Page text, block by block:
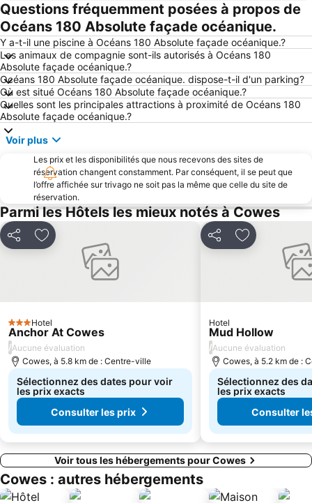
Questions fréquemment posées à propos de
Océans 180 Absolute façade océanique.
Y a-t-il une piscine à Océans 180 Absolute façade océanique.?
Les animaux de compagnie sont-ils autorisés à Océans 180
Absolute façade océanique.?
Océans 180 Absolute façade océanique. dispose-t-il d'un parking?
Où est situé Océans 180 Absolute façade océanique.?
Quelles sont les principales attractions à proximité de Océans 180
Absolute façade océanique.?
Voir plus
Les prix et les disponibilités que nous recevons des sites de
réservation changent constamment. Par conséquent, il se peut que
l’offre affichée sur trivago ne soit pas la même que celle du site de
réservation.
Parmi les Hôtels les mieux notés à Cowes
PartagerAjouter à mes favoris
3 Étoiles
Hotel
Anchor At Cowes
/Aucune évaluation
Cowes, à 5.8 km de : Centre-ville
Sélectionnez des dates pour voir
les prix exacts
Consulter les prix
PartagerAjouter à
Hotel
Mud Hollow
/Aucune évaluation
Cowes, à 5.2 km de :
Sélectionnez des
les prix exacts
Consulter
Voir tous les hébergements pour Cowes
Cowes : autres hébergements